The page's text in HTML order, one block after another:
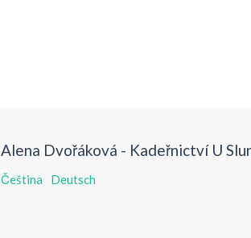
Alena Dvořáková - Kadeřnictví U
Čeština Deutsch